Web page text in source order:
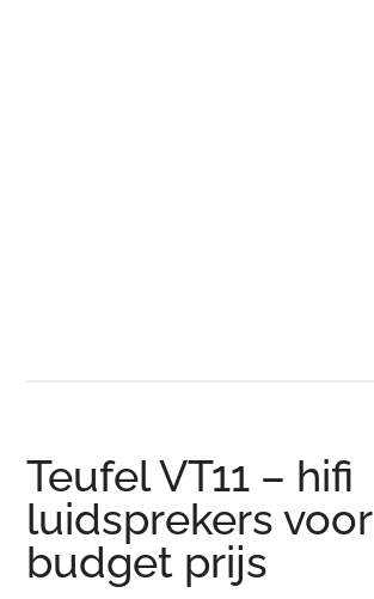
Teufel VT11 – hifi
luidsprekers voor
budget prijs